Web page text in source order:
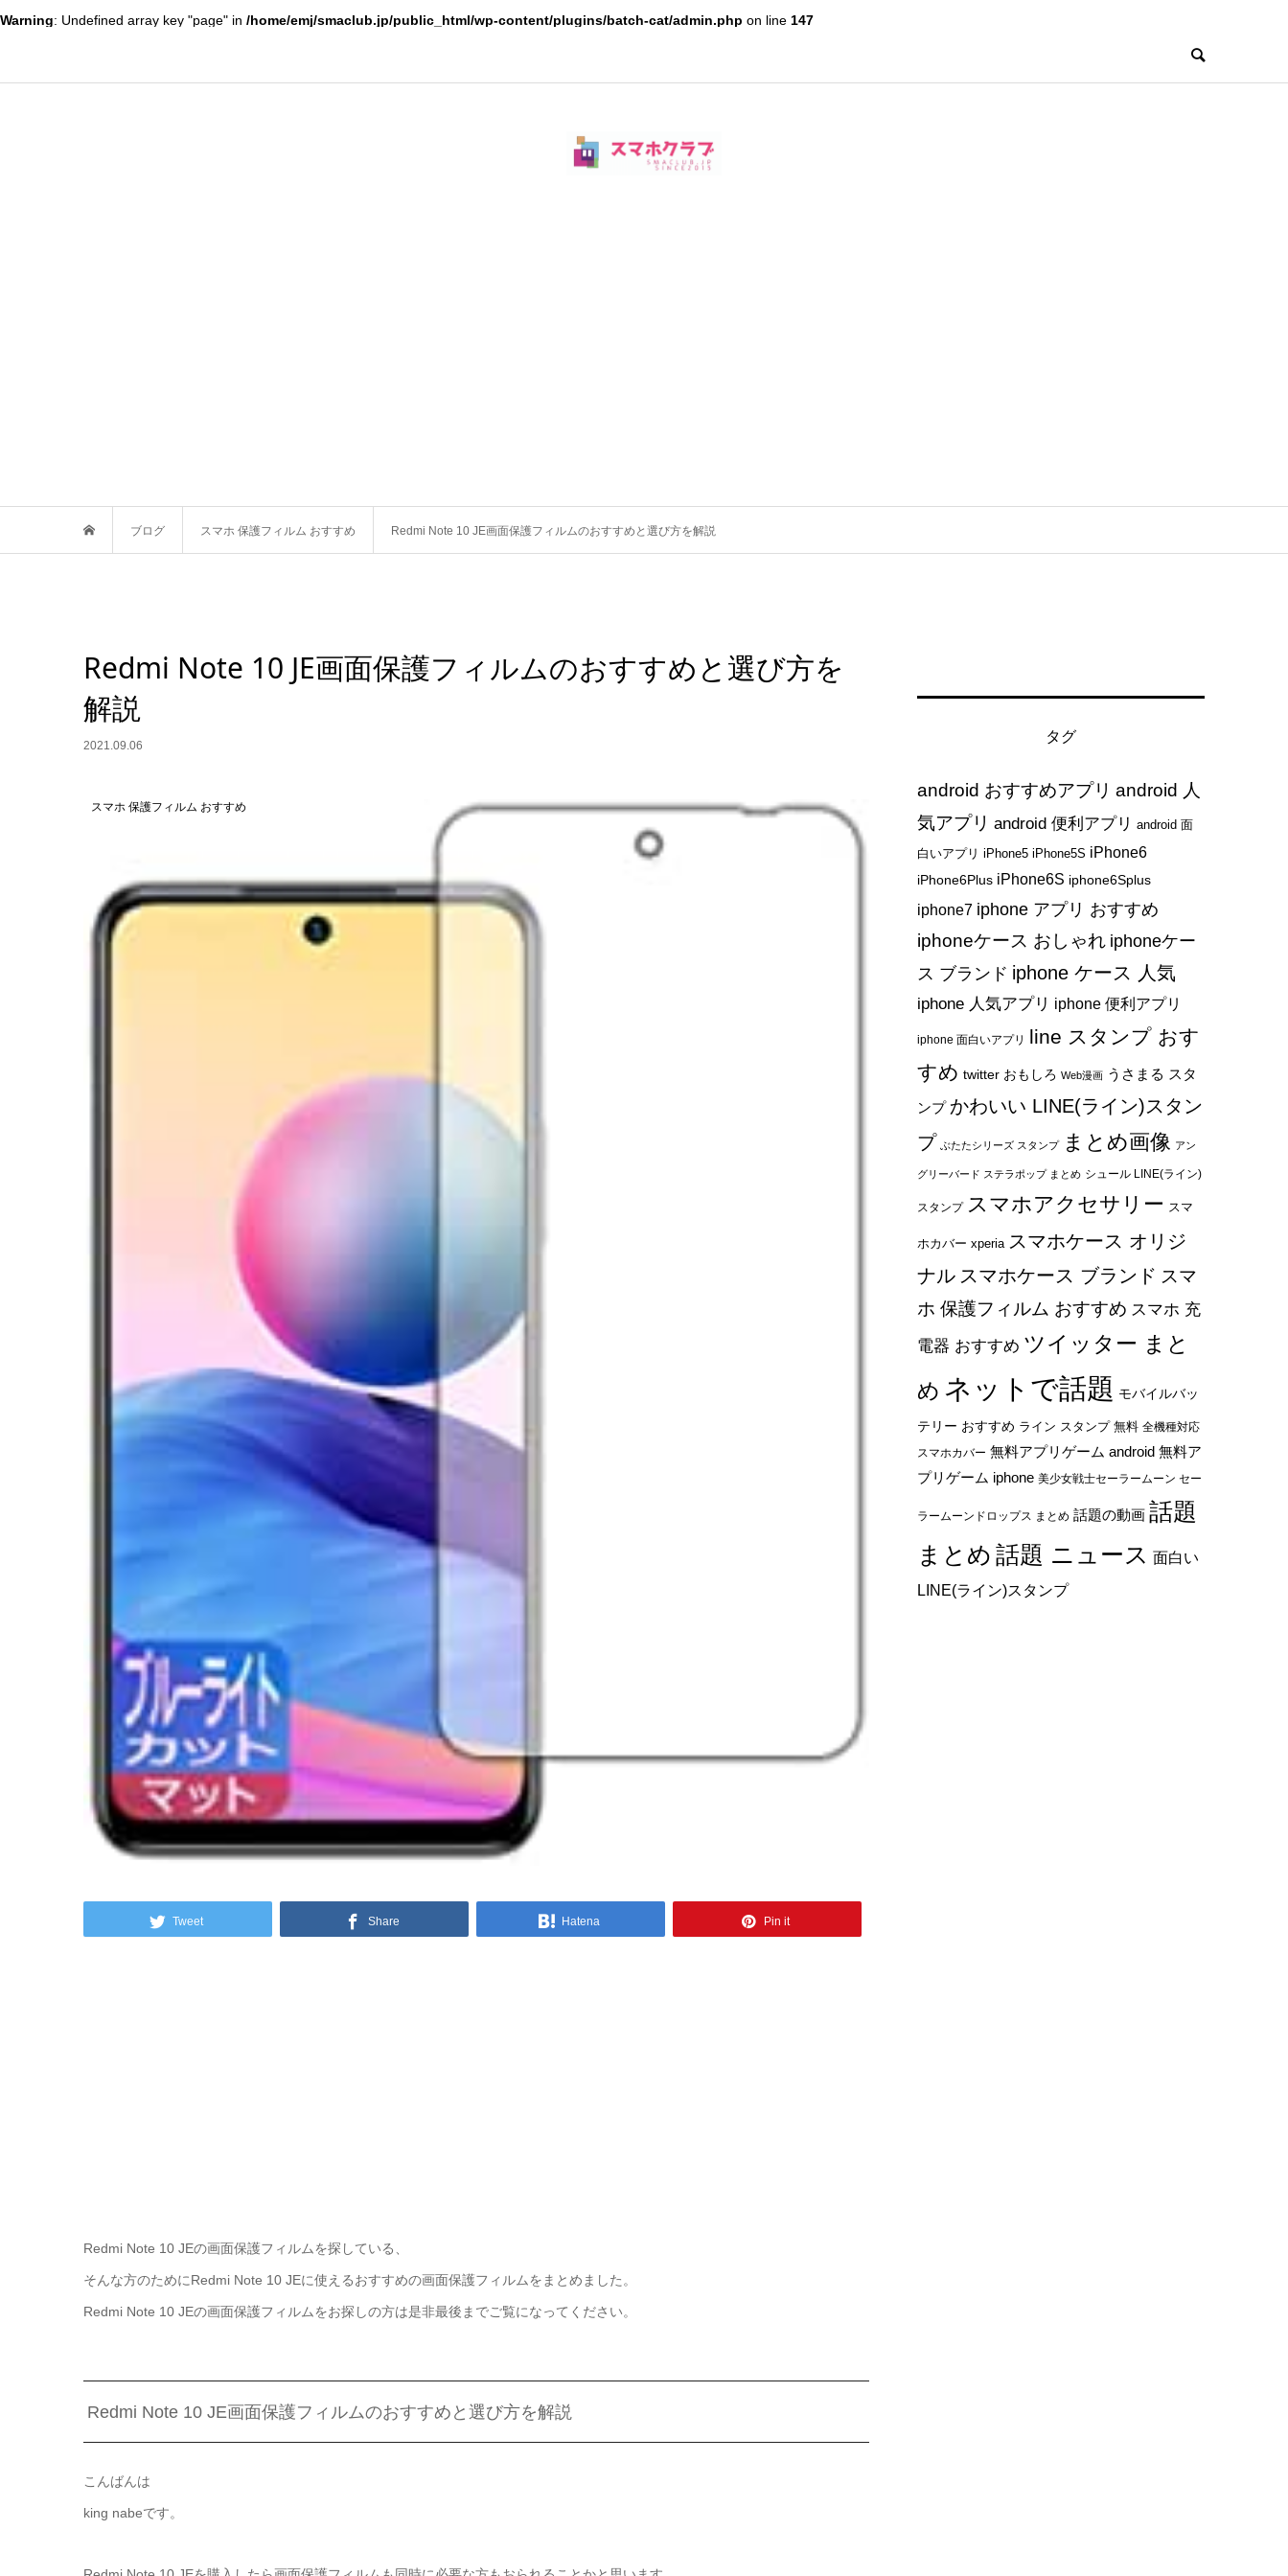
Warning: Undefined array key "page" in /home/emj/smaclub.jp/public_html/wp-content/plugins/batch-cat/admin.php on line 147
ブログ スマホ 保護フィルム おすすめ Redmi Note 10 JE画面保護フィルムのおすすめと選び方を解説
Redmi Note 10 JE画面保護フィルムのおすすめと選び方を
解説
2021.09.06
スマホ 保護フィルム おすすめ
Tweet Share Hatena Pin it
Redmi Note 10 JEの画面保護フィルムを探している、
そんな方のためにRedmi Note 10 JEに使えるおすすめの画面保護フィルムをまとめました。
Redmi Note 10 JEの画面保護フィルムをお探しの方は是非最後までご覧になってください。
Redmi Note 10 JE画面保護フィルムのおすすめと選び方を解説
こんばんは
king nabeです。
タグ
android おすすめアプリ android 人
気アプリ android 便利アプリ android 面
白いアプリ iPhone5 iPhone5S iPhone6
iPhone6Plus iPhone6S iphone6Splus
iphone7 iphone アプリ おすすめ
iphoneケース おしゃれ iphoneケー
ス ブランド iphone ケース 人気
iphone 人気アプリ iphone 便利アプリ
iphone 面白いアプリ line スタンプ おす
すめ twitter おもしろ Web漫画 うさまる スタ
ンプ かわいい LINE(ライン)スタン
プ ぶたたシリーズ スタンプ まとめ画像 アン
グリーバード ステラポップ まとめ シュール LINE(ライン)
スタンプ スマホアクセサリー スマ
ホカバー xperia スマホケース オリジ
ナル スマホケース ブランド スマ
ホ 保護フィルム おすすめ スマホ 充
電器 おすすめ ツイッター まと
め ネットで話題 モバイルバッ
テリー おすすめ ライン スタンプ 無料 全機種対応
スマホカバー 無料アプリゲーム android 無料ア
プリゲーム iphone 美少女戦士セーラームーン セー
ラームーンドロップス まとめ 話題の動画 話題
まとめ 話題 ニュース 面白い
LINE(ライン)スタンプ